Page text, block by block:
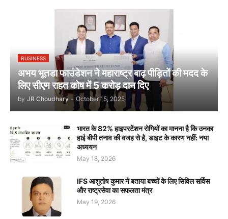
BUSINESS
अभय भूतडा फाउंडेशन ने महाराष्ट्र बाढ़ पीड़ितों की मदद के
लिए सीएम राहत कोष में 5 करोड़ दान दिए
by JR Choudhary - October 15, 2025
भारत के 82% हाइपरटेंशन रोगियों का मानना है कि उनका
हाई बीपी तनाव की वजह से है, डाइट के कारण नहीं: नया
अध्ययन
May 18, 2026
IFS आशुतोष कुमार ने बताया बच्चों के लिए सिविल सर्विस
और राष्ट्रसेवा का सफलता मंत्र
May 19, 2026